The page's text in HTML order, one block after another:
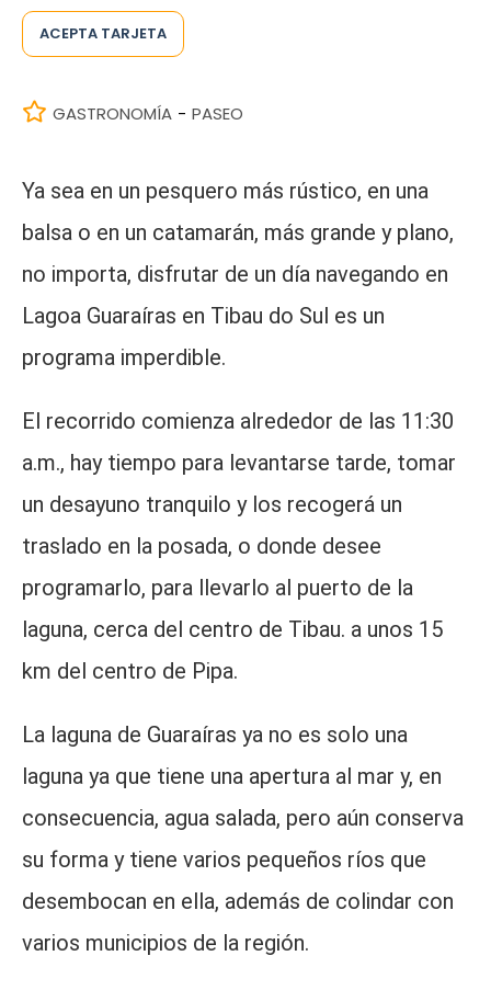
ACEPTA TARJETA
GASTRONOMÍA - PASEO
Ya sea en un pesquero más rústico, en una
balsa o en un catamarán, más grande y plano,
no importa, disfrutar de un día navegando en
Lagoa Guaraíras en Tibau do Sul es un
programa imperdible.
El recorrido comienza alrededor de las 11:30
a.m., hay tiempo para levantarse tarde, tomar
un desayuno tranquilo y los recogerá un
traslado en la posada, o donde desee
programarlo, para llevarlo al puerto de la
laguna, cerca del centro de Tibau. a unos 15
km del centro de Pipa.
La laguna de Guaraíras ya no es solo una
laguna ya que tiene una apertura al mar y, en
consecuencia, agua salada, pero aún conserva
su forma y tiene varios pequeños ríos que
desembocan en ella, además de colindar con
varios municipios de la región.